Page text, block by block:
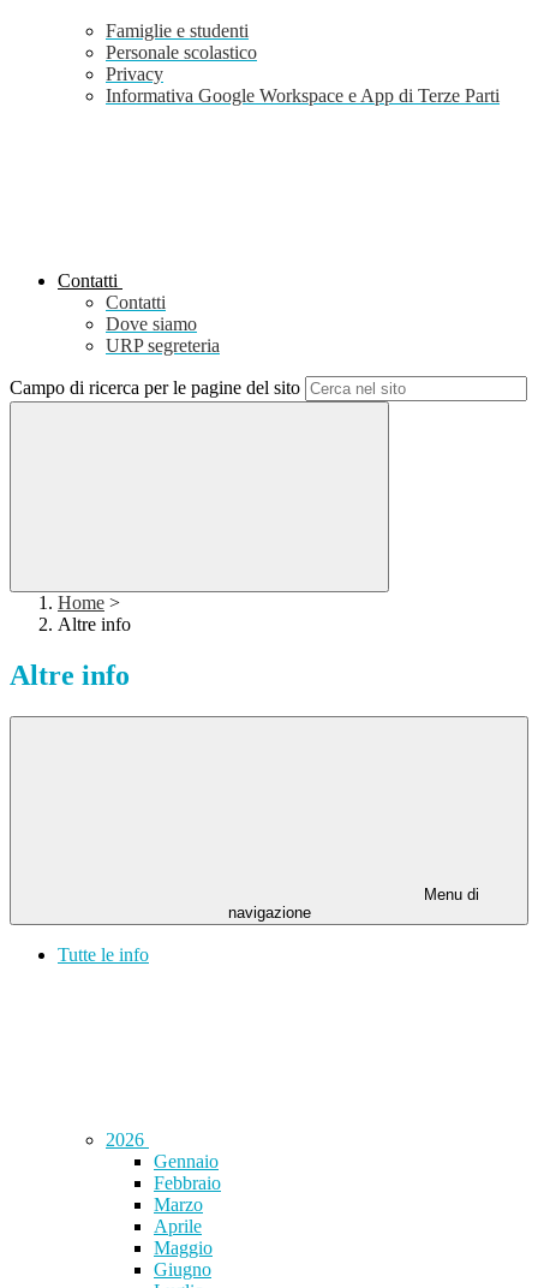
Famiglie e studenti
Personale scolastico
Privacy
Informativa Google Workspace e App di Terze Parti
Contatti
Contatti
Dove siamo
URP segreteria
Campo di ricerca per le pagine del sito
Home >
Altre info
Altre info
Menu di
navigazione
Tutte le info
2026
Gennaio
Febbraio
Marzo
Aprile
Maggio
Giugno